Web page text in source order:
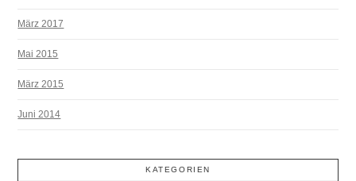
März 2017
Mai 2015
März 2015
Juni 2014
KATEGORIEN